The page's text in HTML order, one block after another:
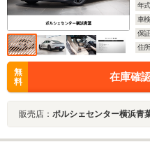
年式
車検
保証
住所
無
料
在庫確
販売店： ポルシェセンター横浜青